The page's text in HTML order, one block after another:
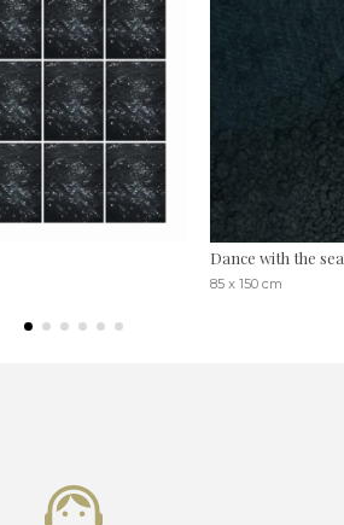
Dance with the sea
85 x 150 cm